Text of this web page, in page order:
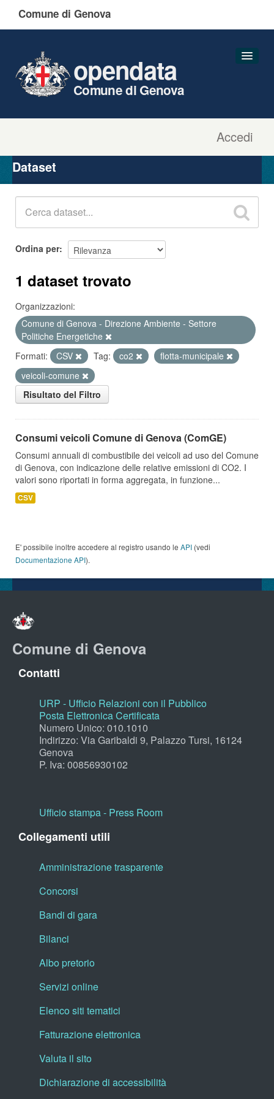
Comune di Genova
Accedi
opendata
Comune di Genova
Organizzazioni
Gruppi
Dataset
Ordina per
1 dataset trovato
Organizzazioni:
Comune di Genova - Direzione Ambiente - Settore
Politiche Energetiche
Formati:
CSV Tag: co2
flotta-municipale
veicoli-comune
Risultato del Filtro
Consumi veicoli Comune di Genova (ComGE)
Consumi annuali di combustibile dei veicoli ad uso del Comune
di Genova, con indicazione delle relative emissioni di CO2. I
valori sono riportati in forma aggregata, in funzione...
CSV
E' possibile inoltre accedere al registro usando le API (vedi
Documentazione API).
Comune di Genova
Contatti
URP - Ufficio Relazioni con il Pubblico
Posta Elettronica Certificata
Numero Unico: 010.1010
Indirizzo: Via Garibaldi 9, Palazzo Tursi, 16124
Genova
P. Iva: 00856930102
Ufficio stampa - Press Room
Collegamenti utili
Amministrazione trasparente
Concorsi
Bandi di gara
Bilanci
Albo pretorio
Servizi online
Elenco siti tematici
Fatturazione elettronica
Valuta il sito
Dichiarazione di accessibilità